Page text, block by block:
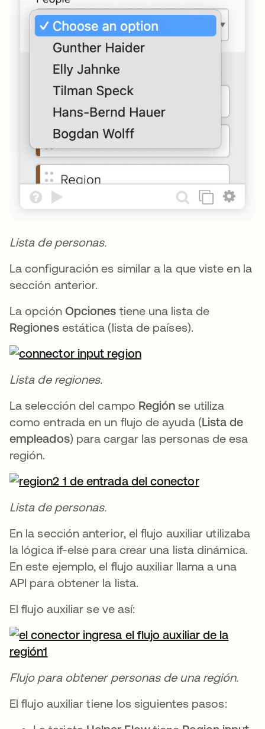
Lista de personas.
La configuración es similar a la que viste en la
sección anterior.
La opción Opciones tiene una lista de
Regionesestática (lista de países).
Lista de regiones.
La selección del campo Región se utiliza
como entrada en un flujo de ayuda (Lista de
empleados) para cargar las personas de esa
región.
Lista de personas.
En la sección anterior, el flujo auxiliar utilizaba
la lógica if-else para crear una lista dinámica.
En este ejemplo, el flujo auxiliar llama a una
API para obtener la lista.
El flujo auxiliar se ve así:
Flujo para obtener personas de una región.
El flujo auxiliar tiene los siguientes pasos: